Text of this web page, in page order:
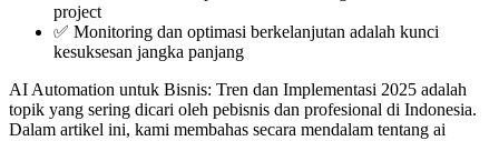
project
✅ Monitoring dan optimasi berkelanjutan adalah kunci
kesuksesan jangka panjang
AI Automation untuk Bisnis: Tren dan Implementasi 2025 adalah
topik yang sering dicari oleh pebisnis dan profesional di Indonesia.
Dalam artikel ini, kami membahas secara mendalam tentang ai